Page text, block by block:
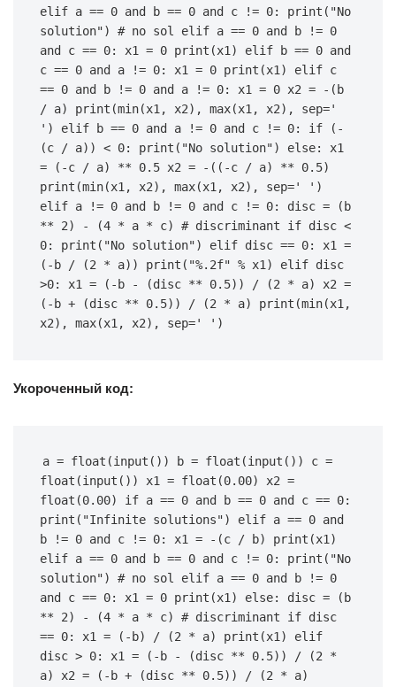
elif a == 0 and b == 0 and c != 0: print("No
solution") # no sol elif a == 0 and b != 0
and c == 0: x1 = 0 print(x1) elif b == 0 and
c == 0 and a != 0: x1 = 0 print(x1) elif c
== 0 and b != 0 and a != 0: x1 = 0 x2 = -(b
/ a) print(min(x1, x2), max(x1, x2), sep='
') elif b == 0 and a != 0 and c != 0: if (-
(c / a)) < 0: print("No solution") else: x1
= (-c / a) ** 0.5 x2 = -((-c / a) ** 0.5)
print(min(x1, x2), max(x1, x2), sep=' ')
elif a != 0 and b != 0 and c != 0: disc = (b
** 2) - (4 * a * c) # discriminant if disc <
0: print("No solution") elif disc == 0: x1 =
(-b / (2 * a)) print("%.2f" % x1) elif disc
>0: x1 = (-b - (disc ** 0.5)) / (2 * a) x2 =
(-b + (disc ** 0.5)) / (2 * a) print(min(x1,
x2), max(x1, x2), sep=' ')
Укороченный код:
a = float(input()) b = float(input()) c =
float(input()) x1 = float(0.00) x2 =
float(0.00) if a == 0 and b == 0 and c == 0:
print("Infinite solutions") elif a == 0 and
b != 0 and c != 0: x1 = -(c / b) print(x1)
elif a == 0 and b == 0 and c != 0: print("No
solution") # no sol elif a == 0 and b != 0
and c == 0: x1 = 0 print(x1) else: disc = (b
** 2) - (4 * a * c) # discriminant if disc
== 0: x1 = (-b) / (2 * a) print(x1) elif
disc > 0: x1 = (-b - (disc ** 0.5)) / (2 *
a) x2 = (-b + (disc ** 0.5)) / (2 * a)